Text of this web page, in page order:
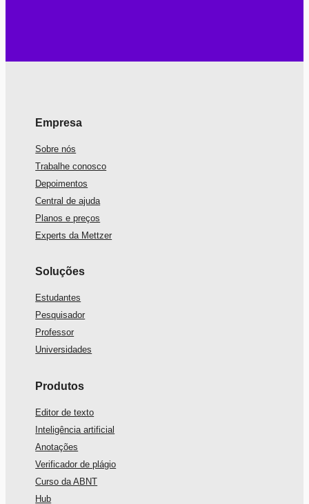
Empresa
Sobre nós
Trabalhe conosco
Depoimentos
Central de ajuda
Planos e preços
Experts da Mettzer
Soluções
Estudantes
Pesquisador
Professor
Universidades
Produtos
Editor de texto
Inteligência artificial
Anotações
Verificador de plágio
Curso da ABNT
Hub